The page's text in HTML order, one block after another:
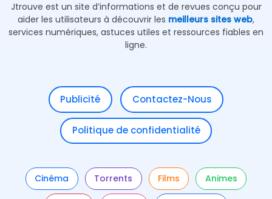
Jtrouve est un site d’informations et de revues conçu pour
aider les utilisateurs à découvrir les meilleurs sites web,
services numériques, astuces utiles et ressources fiables en
ligne.
Publicité Contactez-Nous
Politique de confidentialité
Cinéma Torrents Films Animes